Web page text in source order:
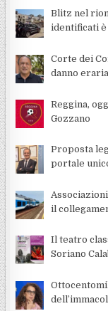
Blitz nel
identificati
Corte dei
danno
Reggina,
Gozzano
Proposta
portale
il
Il teatro
Soriano